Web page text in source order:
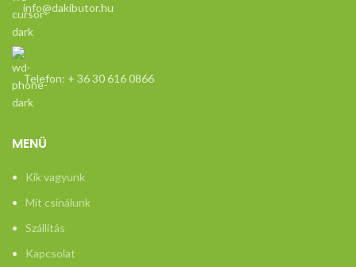
info@dakibutor.hu
Telefon: + 36 30 616 0866
MENÜ
Kik vagyunk
Mit csinálunk
Szállítás
Kapcsolat